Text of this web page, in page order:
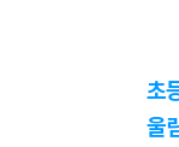
초
울